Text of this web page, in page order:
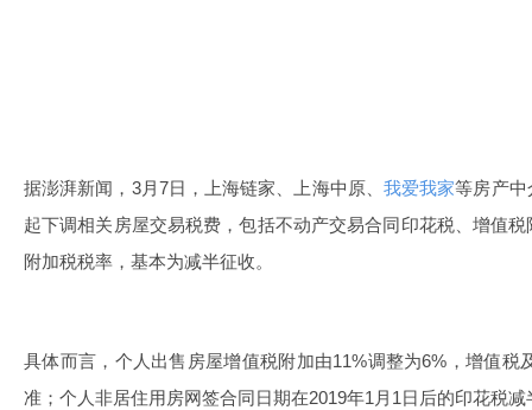
据澎湃新闻，3月7日，上海链家、上海中原、 我爱我家等房产中
起下调相关房屋交易税费，包括不动产交易合同印花税、增值
附加税税率，基本为减半征收。
具体而言，个人出售房屋增值税附加由11%调整为6%，增值税
准；个人非居住用房网签合同日期在2019年1月1日后的印花税